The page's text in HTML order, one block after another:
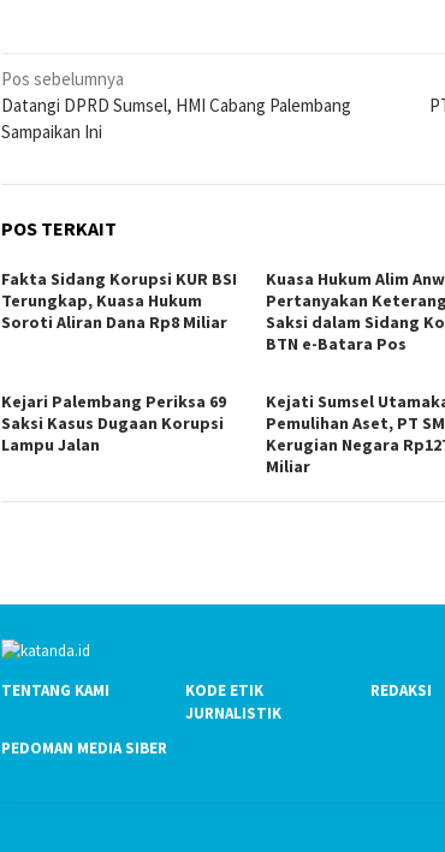
Navigasi
pos
Pos sebelumnya
Datangi DPRD Sumsel, HMI Cabang Palembang
Sampaikan Ini
POS TERKAIT
Fakta Sidang Korupsi KUR BSI
Terungkap, Kuasa Hukum
Soroti Aliran Dana Rp8 Miliar
Kuasa Hukum Alim
Pertanyakan
Saksi dalam Sidang
BTN e-Batara Pos
Kejari Palembang Periksa 69
Saksi Kasus Dugaan Korupsi
Lampu Jalan
Kejati Sumsel
Pemulihan Aset, PT
Kerugian Negara
Miliar
TENTANG KAMI
KODE ETIK
JURNALISTIK
REDAKSI
PEDOMAN MEDIA SIBER